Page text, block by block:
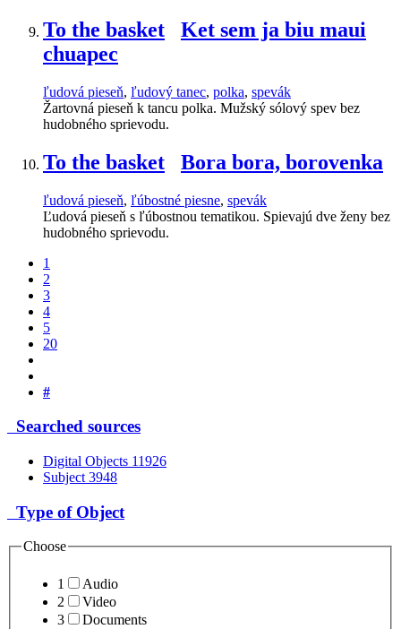
To the basket
Ket sem ja biu maui
chuapec
ľudová pieseň, ľudový tanec, polka, spevák
Žartovná pieseň k tancu polka. Mužský sólový spev bez
hudobného sprievodu.
To the basket Bora bora, borovenka
ľudová pieseň, ľúbostné piesne, spevák
Ľudová pieseň s ľúbostnou tematikou. Spievajú dve ženy bez
hudobného sprievodu.
1
2
3
4
5
20
#
Searched sources
Digital Objects 11926
Subject 3948
Type of Object
Choose
1
Audio
2
Video
3
Documents